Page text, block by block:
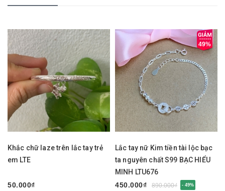
Khắc chữ laze trên lắc tay trẻ
em LTE
50.000₫
49%
Lắc tay nữ Kim tiền tài lộc bạc
ta nguyên chất S99 BẠC HIỂU
MINH LTU676
450.000₫
890.000₫ - 49%